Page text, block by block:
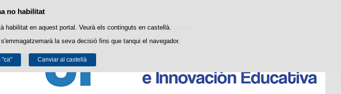
de cookies
i cookies de tercers per obtenir estadístiques d'ús i satisfacció.
l'apartat "Cookies" del nostreavís legal.
Rebutjar
no habilitat
habilitat en aquest portal. Veurà els continguts en castellà.
la seva decisió fins que tanqui el navegador.
"ca" Canviar al castellà
Passar al contingut